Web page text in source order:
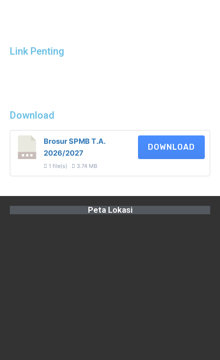
Link Penting
Download
Brosur SPMB T.A.
2026/2027
1 file(s) 3.74 MB
DOWNLOAD
Peta Lokasi